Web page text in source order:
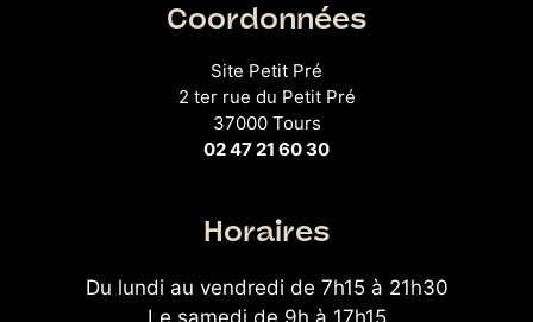
Coordonnées
Site Petit Pré
2 ter rue du Petit Pré
37000 Tours
02 47 21 60 30
Horaires
Du lundi au vendredi de 7h15 à 21h30